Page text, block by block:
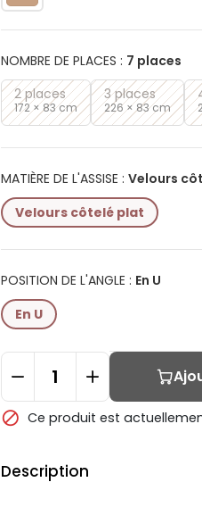
NOMBRE DE PLACES : 7 places
2 places
172 × 83 cm
3 places
226 × 83 cm
MATIÈRE DE L'ASSISE :Velours
Velours côtelé plat
POSITION DE L'ANGLE : En U
En U
 Ce produit est
Description